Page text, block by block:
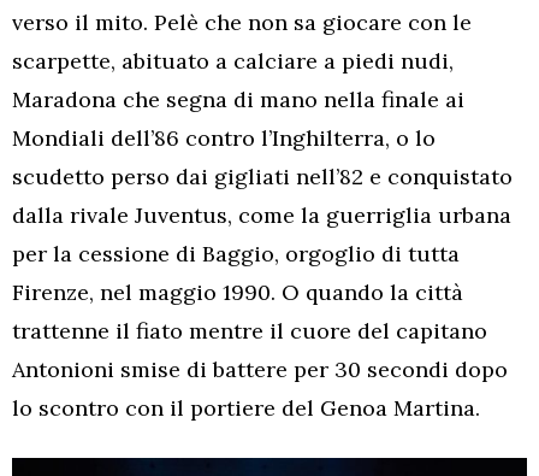
verso il mito. Pelè che non sa giocare con le
scarpette, abituato a calciare a piedi nudi,
Maradona che segna di mano nella finale ai
Mondiali dell’86 contro l’Inghilterra, o lo
scudetto perso dai gigliati nell’82 e conquistato
dalla rivale Juventus, come la guerriglia urbana
per la cessione di Baggio, orgoglio di tutta
Firenze, nel maggio 1990. O quando la città
trattenne il fiato mentre il cuore del capitano
Antonioni smise di battere per 30 secondi dopo
lo scontro con il portiere del Genoa Martina.